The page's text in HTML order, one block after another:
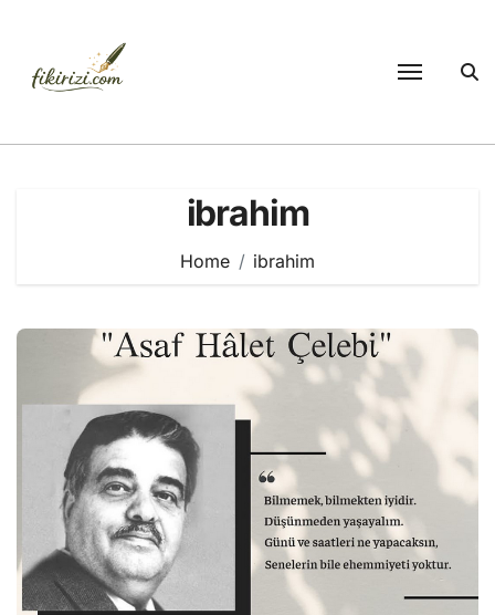
ibrahim
Home ibrahim